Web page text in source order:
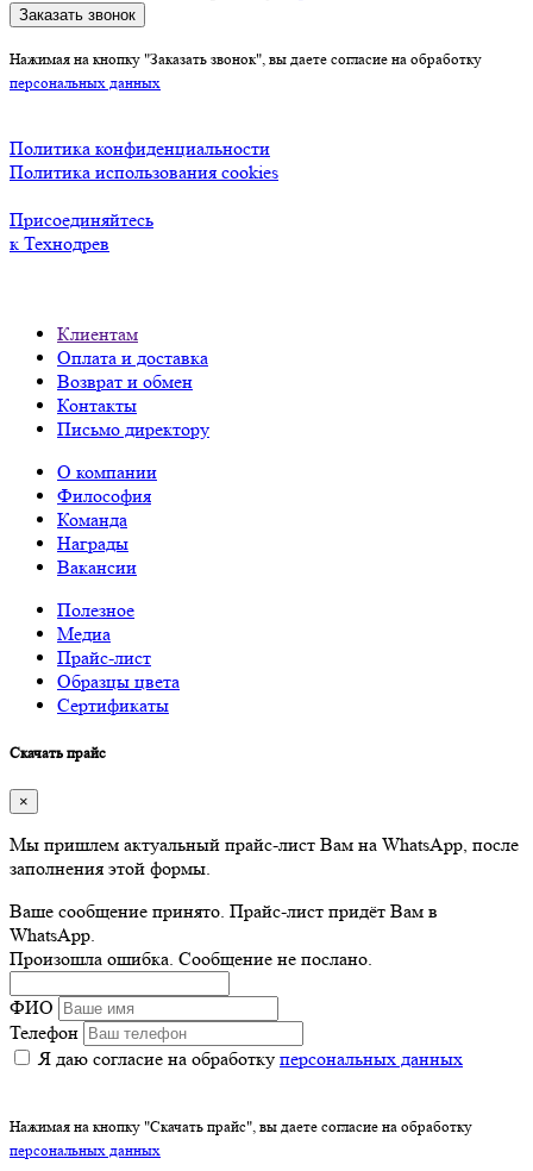
Заказать звонок
Нажимая на кнопку "Заказать звонок", вы даете согласие на обработку
персональных данных
Политика конфиденциальности
Политика использования cookies
Присоединяйтесь
к Технодрев
Клиентам
Оплата и доставка
Возврат и обмен
Контакты
Письмо директору
О компании
Философия
Команда
Награды
Вакансии
Полезное
Медиа
Прайс-лист
Образцы цвета
Сертификаты
Скачать прайс
×
Мы пришлем актуальный прайс-лист Вам на WhatsApp, после
заполнения этой формы.
Ваше сообщение принято. Прайс-лист придёт Вам в
WhatsApp.
Произошла ошибка. Сообщение не послано.
ФИО
Телефон
Я даю согласие на обработку персональных данных
Нажимая на кнопку "Скачать прайс", вы даете согласие на обработку
персональных данных